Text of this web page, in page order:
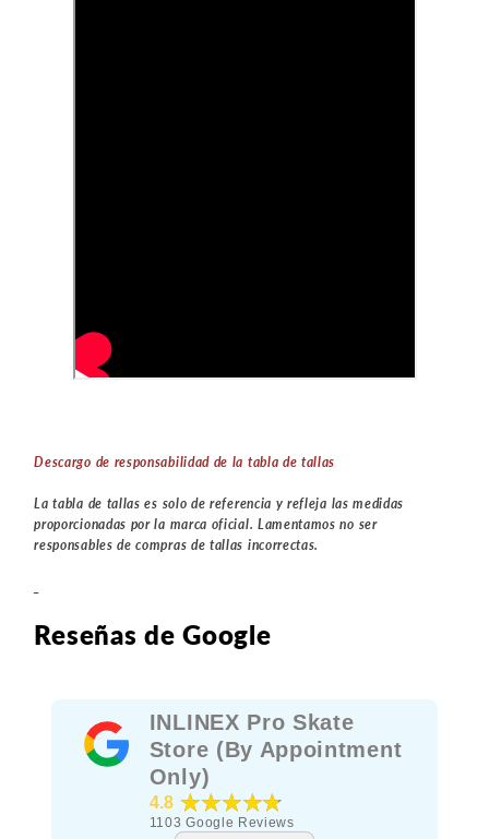
Descargo de responsabilidad de la tabla de tallas
La tabla de tallas es solo de referencia y refleja las medidas
proporcionadas por la marca oficial. Lamentamos no ser
responsables de compras de tallas incorrectas.
Reseñas de Google
INLINEX Pro Skate
Store (By Appointment
Only)
4.8 ★★★★★
1103Google Reviews